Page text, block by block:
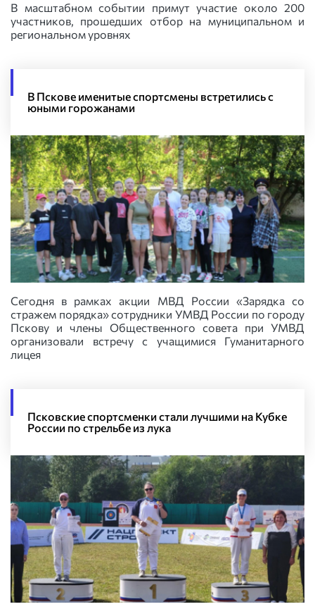
В масштабном событии примут участие около 200
участников, прошедших отбор на муниципальном и
региональном уровнях
В Пскове именитые спортсмены встретились с
юными горожанами
Сегодня в рамках акции МВД России «Зарядка со
стражем порядка» сотрудники УМВД России по городу
Пскову и члены Общественного совета при УМВД
организовали встречу с учащимися Гуманитарного
лицея
Псковские спортсменки стали лучшими на Кубке
России по стрельбе из лука